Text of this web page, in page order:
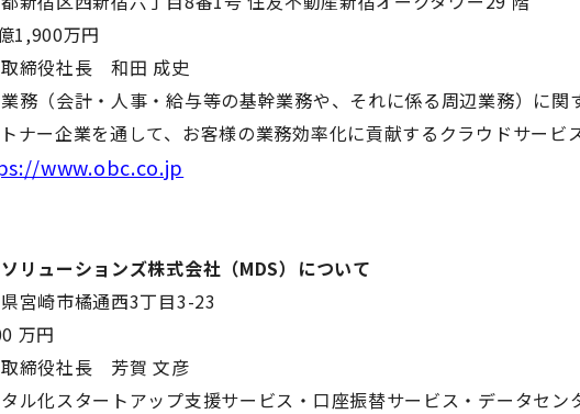
1,900万円
締役社⻑ 和⽥ 成史
務（会計・⼈事・給与等の基幹業務や、それに係る周辺業務）に
ナー企業を通して、お客様の業務効率化に貢献するクラウドサービ
www.obc.co.jp
リューションズ株式会社（MDS）について
宮崎市橘通西3丁目3-23
万円
締役社長 芳賀 文彦
ル化スタートアップ支援サービス・口座振替サービス・データセン